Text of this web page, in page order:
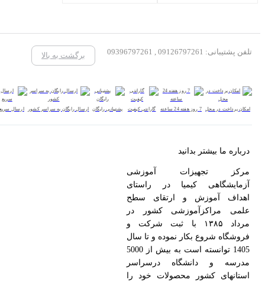
تلفن پشتیبانی: 09126797261 , 09396797261 برگشت به بالا
امکان پرداخت در محل 7 روز هفته 24 ساعته گارانتی کیفیت پشتیبانی رایگان ارسال رایگان به سراسر کشور ارسال سریع
درباره ما بیشتر بدانید
مرکز تجهیزات آموزشی
آزمایشگاهی کیمیا در راستای
اهداف آموزش و ارتقای سطح
علمی مراکزآموزشی کشور در
مرداد ۱۳۸۵ با ثبت شرکت و
فروشگاه شروع بکار نموده و تا سال
1405 توانسته است به بیش از 5000
مدرسه و دانشگاه درسراسر
استانهای کشور محصولات خود را